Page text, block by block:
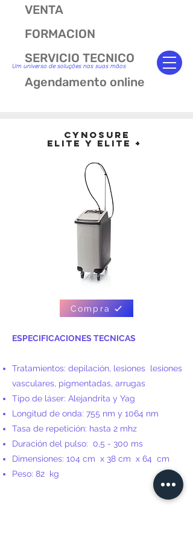
VENTA
FORMACION
SERVICIO TECNICO
Agendamento online
Um universo de soluções nas suas mãos
CYNOSURE
ELITE Y ELITE +
Compra
ESPECIFICACIONES TECNICAS
Tratamientos: depilación, lesiones lesiones
vasculares, pigmentadas, arrugas
Tipo de láser: Alejandrita y Yag
Longitud de onda: 755 nm y 1064 nm
Tasa de repetición: hasta 2 mhz
Duración del pulso: 0,5 - 300 ms
Dimensiones: 104 cm x 38 cm x 64 cm
Peso: 82 kg